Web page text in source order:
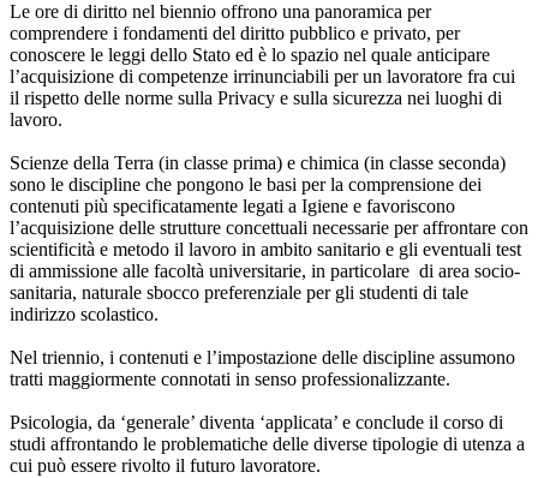
Le ore di diritto nel biennio offrono una panoramica per
comprendere i fondamenti del diritto pubblico e privato, per
conoscere le leggi dello Stato ed è lo spazio nel quale anticipare
l’acquisizione di competenze irrinunciabili per un lavoratore fra cui
il rispetto delle norme sulla Privacy e sulla sicurezza nei luoghi di
lavoro.
Scienze della Terra (in classe prima) e chimica (in classe seconda)
sono le discipline che pongono le basi per la comprensione dei
contenuti più specificatamente legati a Igiene e favoriscono
l’acquisizione delle strutture concettuali necessarie per affrontare con
scientificità e metodo il lavoro in ambito sanitario e gli eventuali test
di ammissione alle facoltà universitarie, in particolare di area socio-
sanitaria, naturale sbocco preferenziale per gli studenti di tale
indirizzo scolastico.
Nel triennio, i contenuti e l’impostazione delle discipline assumono
tratti maggiormente connotati in senso professionalizzante.
Psicologia, da ‘generale’ diventa ‘applicata’ e conclude il corso di
studi affrontando le problematiche delle diverse tipologie di utenza a
cui può essere rivolto il futuro lavoratore.